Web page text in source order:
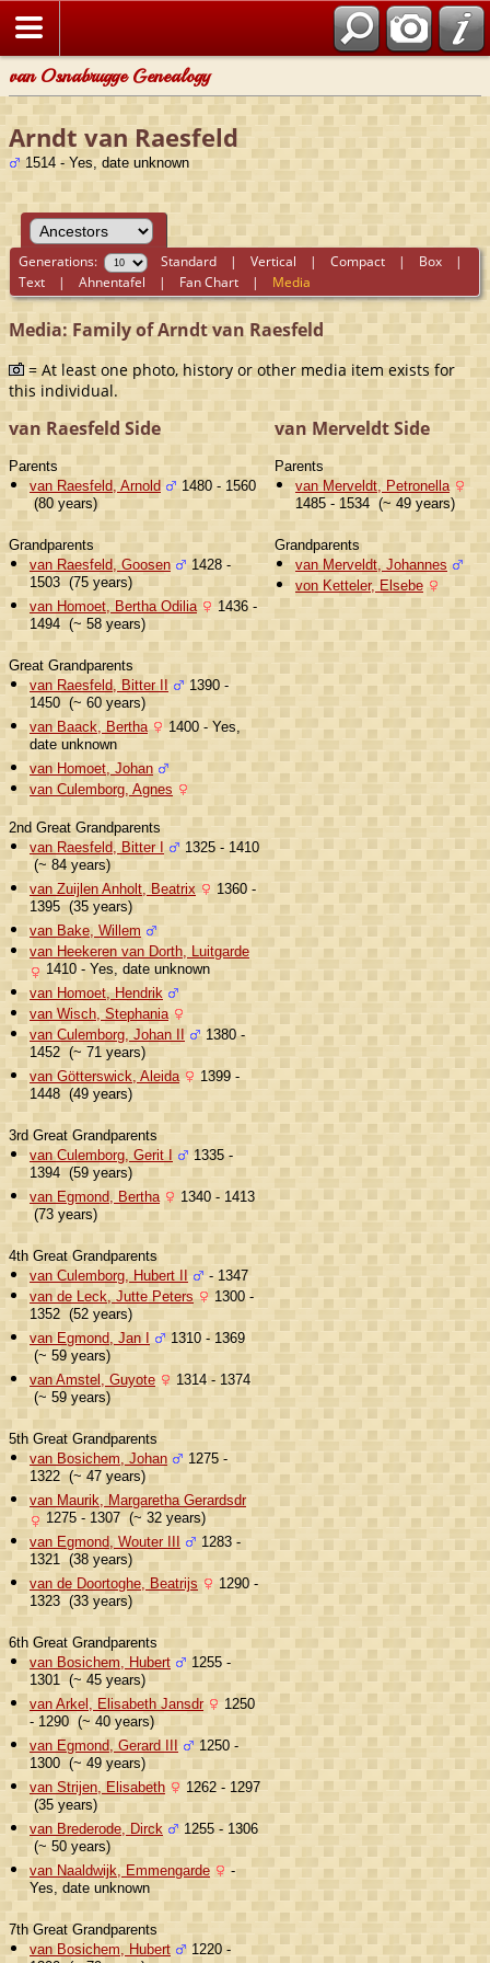
van Osnabrugge Genealogy
Arndt van Raesfeld
1514 - Yes, date unknown
Generations: Standard |Vertical |Compact | Box |
Text |Ahnentafel | Fan Chart | Media
Media: Family of Arndt van Raesfeld
= At least one photo, history or other media item exists for
this individual.
van Raesfeld Side
Parents
van Raesfeld, Arnold
1480 - 1560
(80 years)
Grandparents
van Raesfeld, Goosen
1428 -
1503 (75 years)
van Homoet, Bertha Odilia 1436 -
1494 (~ 58 years)
Great Grandparents
van Raesfeld, Bitter II
1390 -
1450 (~ 60 years)
van Baack, Bertha 1400 - Yes,
date unknown
van Homoet, Johan
van Culemborg, Agnes
2nd Great Grandparents
van Raesfeld, Bitter I
1325 - 1410
(~ 84 years)
van Zuijlen Anholt, Beatrix 1360 -
1395 (35 years)
van Bake, Willem
van Heekeren van Dorth, Luitgarde
1410 - Yes, date unknown
van Homoet, Hendrik
van Wisch, Stephania
van Culemborg, Johan II
1380 -
1452 (~ 71 years)
van Götterswick, Aleida 1399 -
1448 (49 years)
3rd Great Grandparents
van Culemborg, Gerit I
1335 -
1394 (59 years)
van Egmond, Bertha 1340 - 1413
(73 years)
4th Great Grandparents
van Culemborg, Hubert II
- 1347
van de Leck, Jutte Peters
1300 -
1352 (52 years)
van Egmond, Jan I 1310 - 1369
(~ 59 years)
van Amstel, Guyote 1314 - 1374
(~ 59 years)
5th Great Grandparents
van Bosichem, Johan
1275 -
1322 (~ 47 years)
van Maurik, Margaretha Gerardsdr
1275 - 1307 (~ 32 years)
van Egmond, Wouter III 1283 -
1321 (38 years)
van de Doortoghe, Beatrijs 1290 -
1323 (33 years)
6th Great Grandparents
van Bosichem, Hubert
1255 -
1301 (~ 45 years)
van Arkel, Elisabeth Jansdr 1250
- 1290 (~ 40 years)
van Egmond, Gerard III 1250 -
1300 (~ 49 years)
van Strijen, Elisabeth 1262 - 1297
(35 years)
van Brederode, Dirck 1255 - 1306
(~ 50 years)
van Naaldwijk, Emmengarde -
Yes, date unknown
7th Great Grandparents
van Bosichem, Hubert
1220 -
van Merveldt Side
Parents
van Merveldt, Petronella
1485 - 1534 (~ 49 years)
Grandparents
van Merveldt, Johannes
von Ketteler, Elsebe